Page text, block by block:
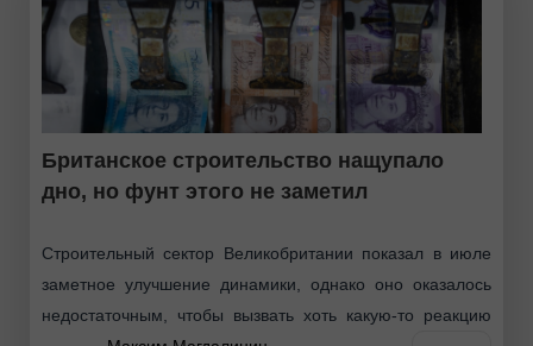
Британское строительство нащупало
дно, но фунт этого не заметил
Строительный сектор Великобритании показал в июле
заметное улучшение динамики, однако оно оказалось
недостаточным, чтобы вызвать хоть какую-то реакцию